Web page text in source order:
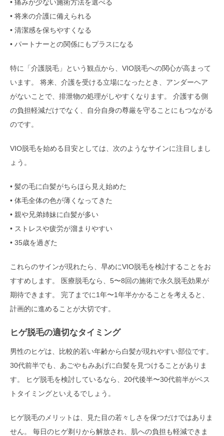
• 痛みが少ない施術方法を選べる
• 将来の介護に備えられる
• 清潔感を保ちやすくなる
• パートナーとの関係にもプラスになる
特に「介護脱毛」という観点から、VIO脱毛への関心が高まって
います。 将来、介護を受ける立場になったとき、アンダーヘア
がないことで、排泄物の処理がしやすくなります。 介護する側
の負担軽減だけでなく、自分自身の尊厳を守ることにもつながる
のです。
VIO脱毛を始める目安としては、次のようなサインに注目しまし
ょう。
• 髪の毛に白髪がちらほら見え始めた
• 体毛全体の色が薄くなってきた
• 親や兄弟姉妹に白髪が多い
• ストレスや疲労が溜まりやすい
• 35歳を過ぎた
これらのサインが現れたら、早めにVIO脱毛を検討することをお
すすめします。 医療脱毛なら、5〜8回の施術で永久脱毛効果が
期待できます。 完了までに1年〜1年半かかることを考えると、
計画的に進めることが大切です。
ヒゲ脱毛の適切なタイミング
男性のヒゲは、比較的若い年齢から白髪が現れやすい部位です。
30代前半でも、あごやもみあげに白髪を見つけることがありま
す。 ヒゲ脱毛を検討しているなら、20代後半〜30代前半がベス
トタイミングといえるでしょう。
ヒゲ脱毛のメリットは、見た目の若々しさを保つだけではありま
せん。 毎日のヒゲ剃りから解放され、肌への負担も軽減できま